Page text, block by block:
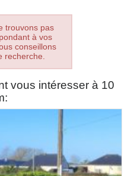
trouvons pas
à vos
conseillons
recherche.
vous intéresser à 10